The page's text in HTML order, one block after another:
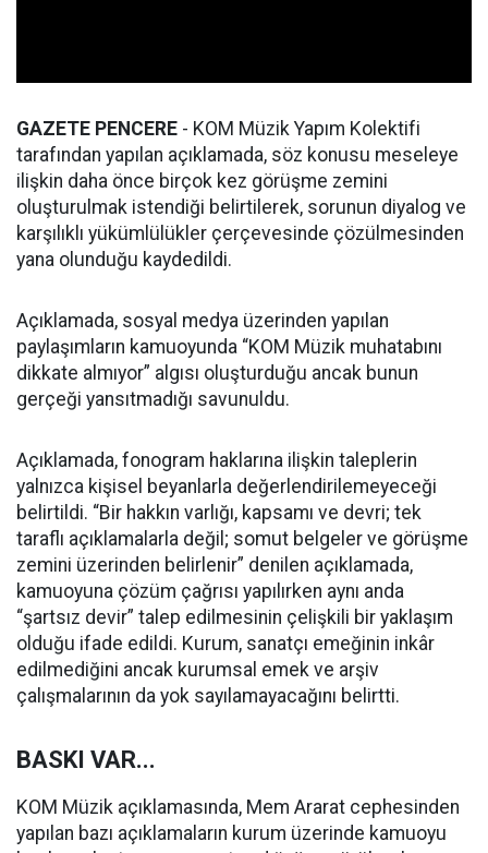
GAZETE PENCERE - KOM Müzik Yapım Kolektifi
tarafından yapılan açıklamada, söz konusu meseleye
ilişkin daha önce birçok kez görüşme zemini
oluşturulmak istendiği belirtilerek, sorunun diyalog ve
karşılıklı yükümlülükler çerçevesinde çözülmesinden
yana olunduğu kaydedildi.
Açıklamada, sosyal medya üzerinden yapılan
paylaşımların kamuoyunda “KOM Müzik muhatabını
dikkate almıyor” algısı oluşturduğu ancak bunun
gerçeği yansıtmadığı savunuldu.
Açıklamada, fonogram haklarına ilişkin taleplerin
yalnızca kişisel beyanlarla değerlendirilemeyeceği
belirtildi. “Bir hakkın varlığı, kapsamı ve devri; tek
taraflı açıklamalarla değil; somut belgeler ve görüşme
zemini üzerinden belirlenir” denilen açıklamada,
kamuoyuna çözüm çağrısı yapılırken aynı anda
“şartsız devir” talep edilmesinin çelişkili bir yaklaşım
olduğu ifade edildi. Kurum, sanatçı emeğinin inkâr
edilmediğini ancak kurumsal emek ve arşiv
çalışmalarının da yok sayılamayacağını belirtti.
BASKI VAR...
KOM Müzik açıklamasında, Mem Ararat cephesinden
yapılan bazı açıklamaların kurum üzerinde kamuoyu